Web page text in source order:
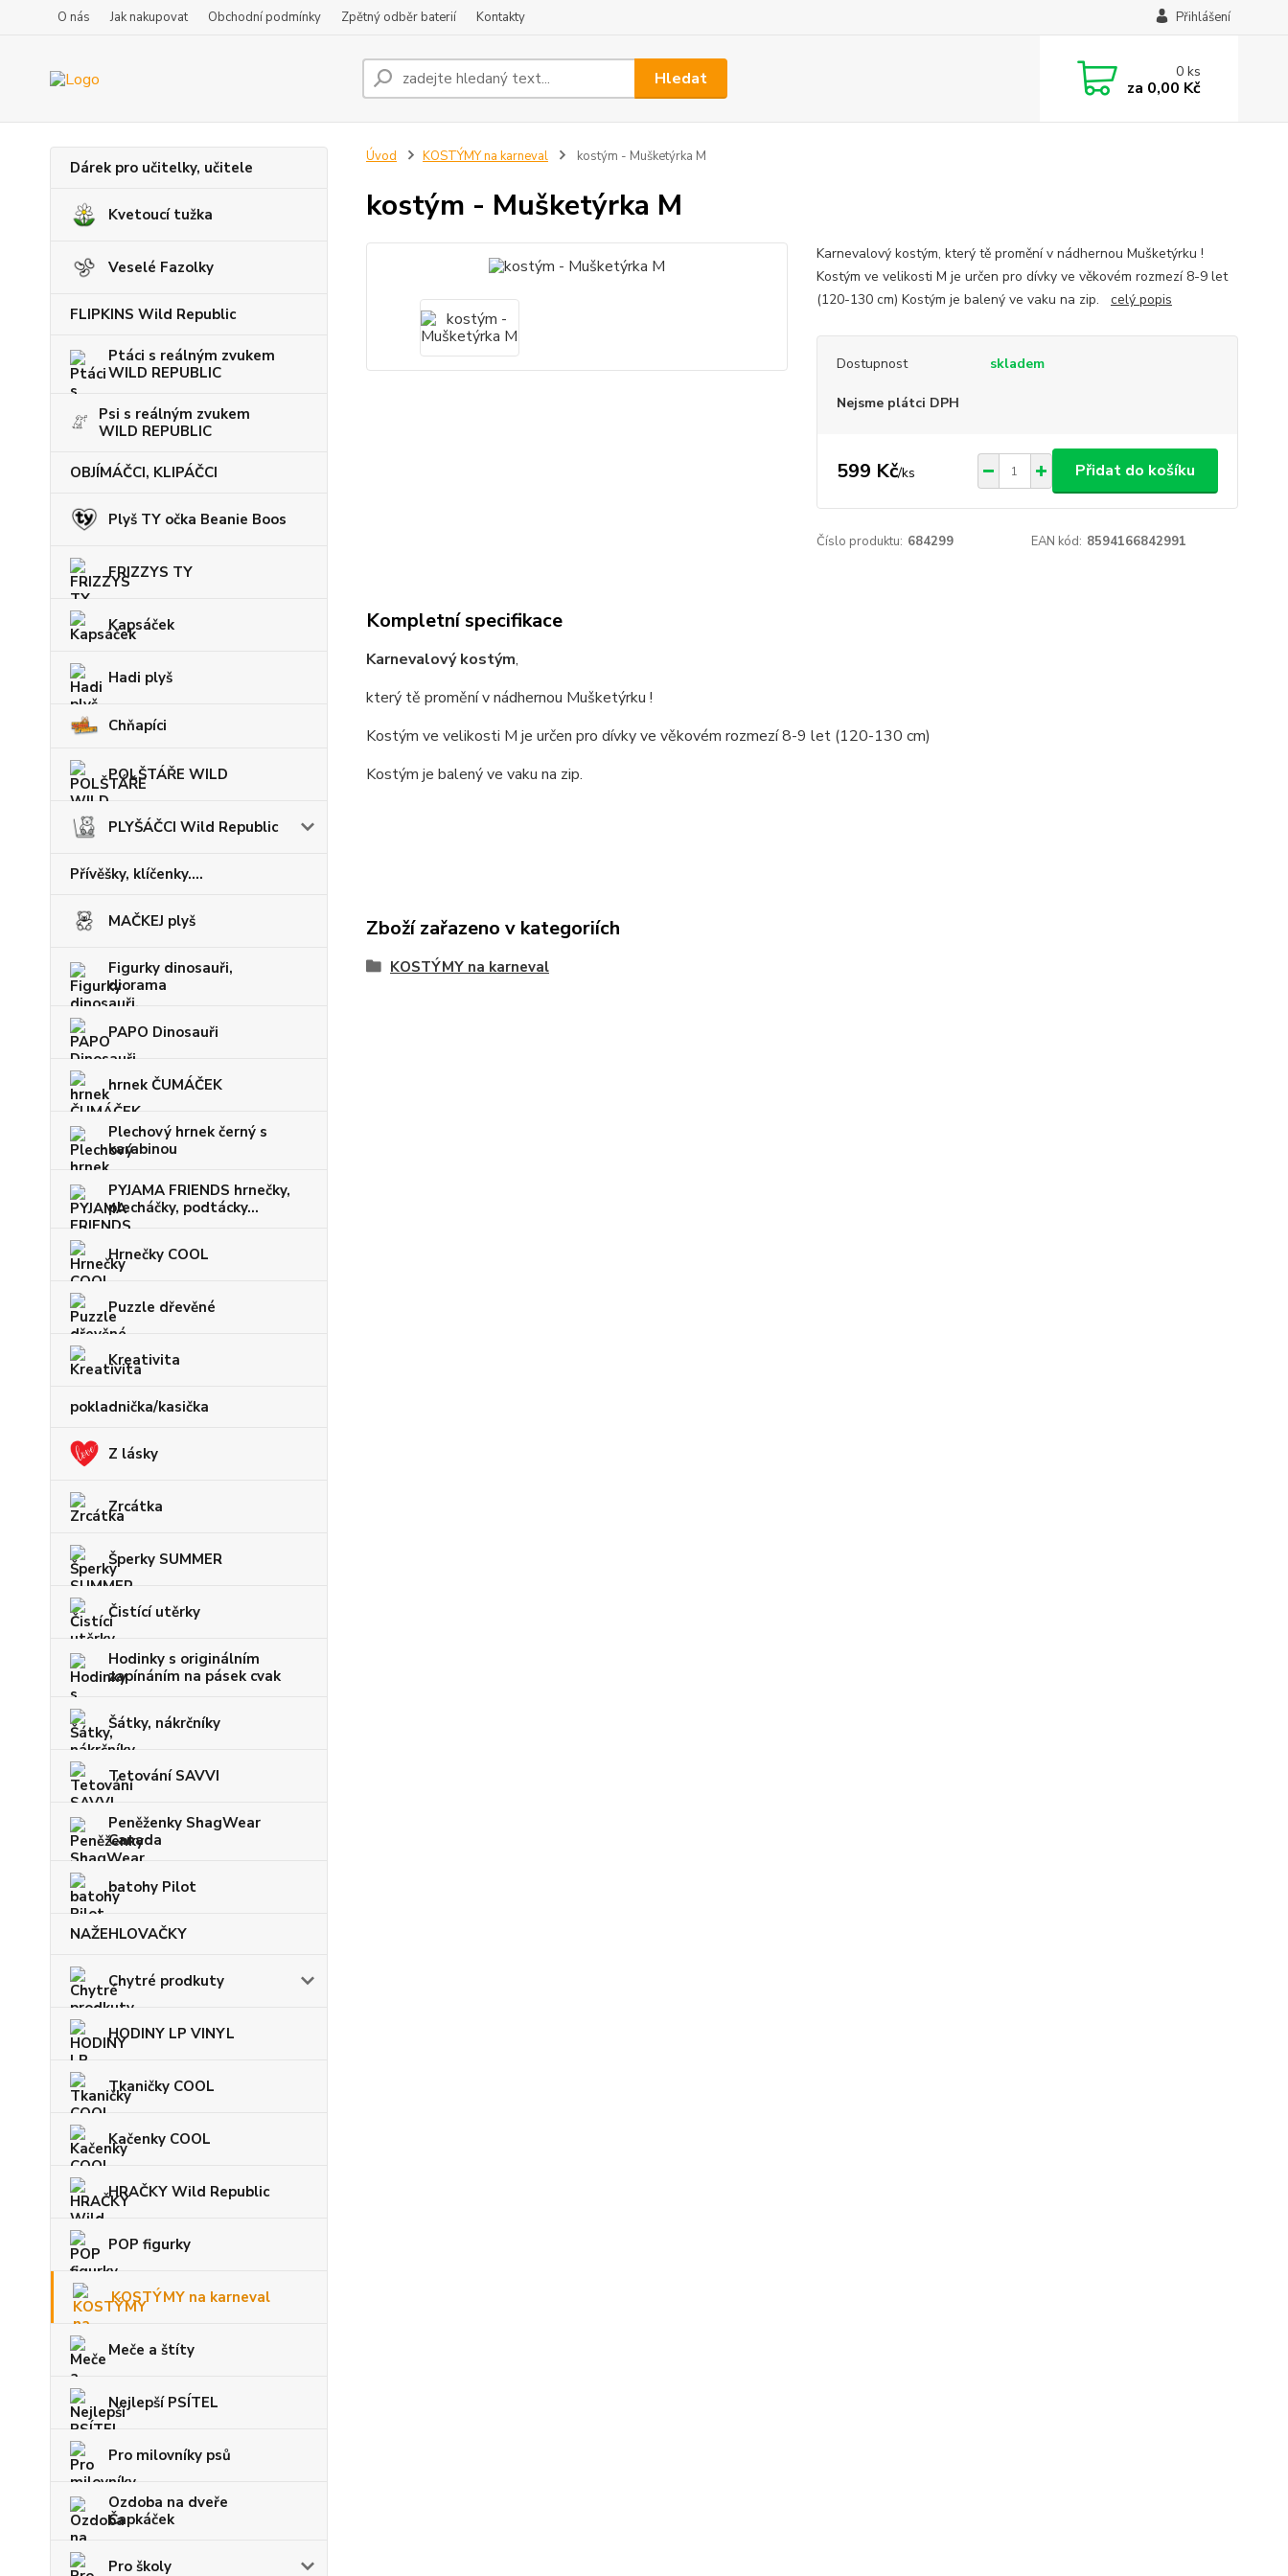
O nás Jak nakupovat Obchodní podmínky Zpětný odběr baterií Kontakty Přihlášení
Hledat 0ks
za 0,00 Kč
Dárek pro učitelky, učitele
Kvetoucí tužka
Veselé Fazolky
FLIPKINS Wild Republic
Ptáci s reálným zvukem
WILD REPUBLIC
Psi s reálným zvukem
WILD REPUBLIC
OBJÍMÁČCI, KLIPÁČCI
Plyš TY očka Beanie Boos
FRIZZYS TY
Kapsáček
Hadi plyš
Chňapíci
POLŠTÁŘE WILD
PLYŠÁČCI Wild Republic
Přívěšky, klíčenky....
MAČKEJ plyš
Figurky dinosauři,
diorama
PAPO Dinosauři
hrnek ČUMÁČEK
Plechový hrnek černý s
karabinou
PYJAMA FRIENDS hrnečky,
plecháčky, podtácky...
Hrnečky COOL
Puzzle dřevěné
Kreativita
pokladnička/kasička
Z lásky
Zrcátka
Šperky SUMMER
Čistící utěrky
Hodinky s originálním
zapínáním na pásek cvak
Šátky, nákrčníky
Tetování SAVVI
Peněženky ShagWear
Canada
batohy Pilot
NAŽEHLOVAČKY
Chytré prodkuty
HODINY LP VINYL
Tkaničky COOL
Kačenky COOL
HRAČKY Wild Republic
POP figurky
KOSTÝMY na karneval
Meče a štíty
Nejlepší PSÍTEL
Pro milovníky psů
Ozdoba na dveře
Čapkáček
Pro školy
Úvod KOSTÝMY na karneval kostým - Mušketýrka M
kostým - Mušketýrka M
Karnevalový kostým, který tě promění v nádhernou Mušketýrku !
Kostým ve velikosti M je určen pro dívky ve věkovém rozmezí 8-9 let
(120-130 cm) Kostým je balený ve vaku na zip. celý popis
Dostupnost skladem
Nejsme plátci DPH
599 Kč/ks Přidat do košíku
Číslo produktu: 684299 EAN kód: 8594166842991
Kompletní specifikace
Karnevalový kostým,
který tě promění v nádhernou Mušketýrku !
Kostým ve velikosti M je určen pro dívky ve věkovém rozmezí 8-9 let (120-130 cm)
Kostým je balený ve vaku na zip.
Zboží zařazeno v kategoriích
KOSTÝMY na karneval